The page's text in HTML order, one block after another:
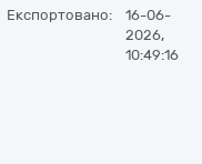
Експортовано:
16-06-
2026,
10:49:16